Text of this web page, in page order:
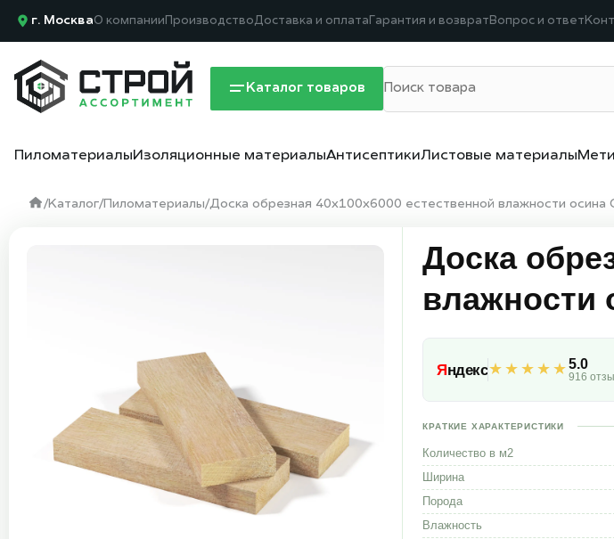
г. МоскваО компании ПроизводствоДоставка и оплата Гарантия и возврат Вопрос и ответ
Каталог товаров
ПиломатериалыИзоляционные материалыАнтисептикиЛистовые материалы
/Каталог/Пиломатериалы/Доска обрезная 40х100х6000 естественной влажности осина
Доска
влажности
Яндекс★★★★★5.0
916
КРАТКИЕ ХАРАКТЕРИСТИКИ
Количество в м2
Ширина
Порода
Влажность